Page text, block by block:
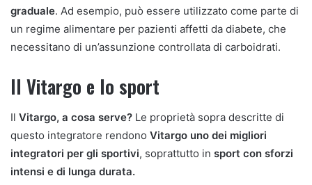
graduale. Ad esempio, può essere utilizzato come parte di
un regime alimentare per pazienti affetti da diabete, che
necessitano di un’assunzione controllata di carboidrati.
Il Vitargo e lo sport
Il Vitargo, a cosa serve? Le proprietà sopra descritte di
questo integratore rendono Vitargo uno dei migliori
integratori per gli sportivi, soprattutto in sport con sforzi
intensi e di lunga durata.